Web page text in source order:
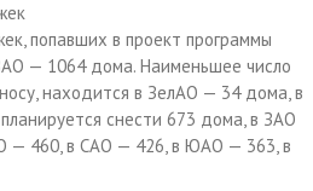
попавших в проект программы
— 1064 дома. Наименьшее число
находится в ЗелАО — 34 дома, в
снести 673 дома, в ЗАО
— 460, в САО — 426, в ЮАО — 363, в